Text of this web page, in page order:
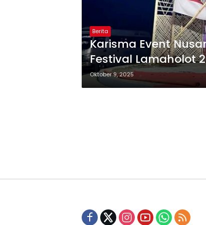
Berita
Karisma Event
Festival Lamaholot
Budaya dan
Oktober 9, 2025